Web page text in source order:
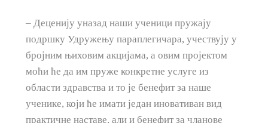
– Деценију уназад наши ученици пружају
подршку Удружењу параплегичара, учествују у
бројним њиховим акцијама, а овим пројектом
моћи ће да им пруже конкретне услуге из
области здравства и то је бенефит за наше
ученике, који ће имати један иновативан вид
практичне наставе, али и бенефит за чланове